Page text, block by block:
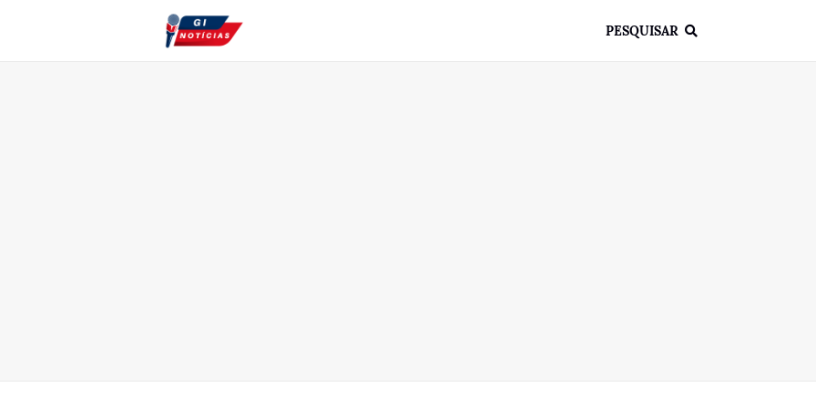
PESQUISAR